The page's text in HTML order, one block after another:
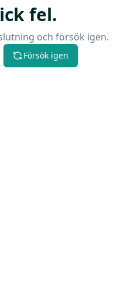
fel.
och försök igen.
Försök igen